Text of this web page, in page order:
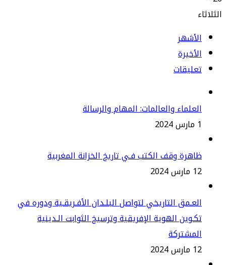
والعالمات: المهام والرسالة
وقف الكتب فـي تاريخ الخزانة المغربية
التاريخي لتواصل البلـدان الأفـريقـية ودوره في
الهوية الإفريقية وترسيخ الثوابت الـدينية